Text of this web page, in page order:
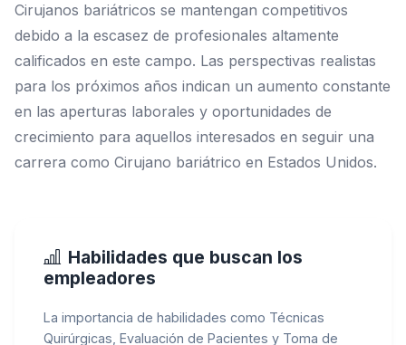
Cirujanos bariátricos se mantengan competitivos
debido a la escasez de profesionales altamente
calificados en este campo. Las perspectivas realistas
para los próximos años indican un aumento constante
en las aperturas laborales y oportunidades de
crecimiento para aquellos interesados en seguir una
carrera como Cirujano bariátrico en Estados Unidos.
Habilidades que buscan los
empleadores
La importancia de habilidades como Técnicas
Quirúrgicas, Evaluación de Pacientes y Toma de